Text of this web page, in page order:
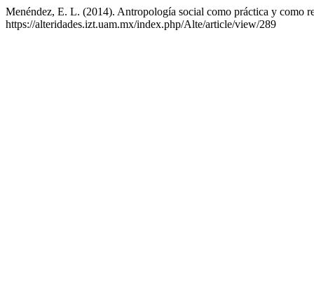
Menéndez, E. L. (2014). Antropología social como práctica y como
https://alteridades.izt.uam.mx/index.php/Alte/article/view/289